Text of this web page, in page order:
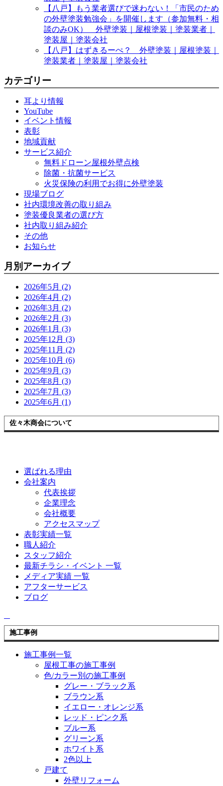
【八戸】もう業者選びで迷わない！「市民のため
の外壁塗装勉強会」を開催します（参加無料・相
談のみOK） 外壁塗装｜屋根塗装｜塗装業者｜
塗装屋｜塗装会社
【八戸】はずきるーぺ？ 外壁塗装｜屋根塗装｜
塗装業者｜塗装屋｜塗装会社
カテゴリー
耳より情報
YouTube
イベント情報
表彰
地域貢献
サービス紹介
無料ドローン屋根外壁点検
除菌・抗菌サービス
火災保険の利用でお得に外壁塗装
現場ブログ
社内環境改善の取り組み
塗装優良業者の選び方
社内取り組み紹介
その他
お知らせ
月別アーカイブ
2026年5月 (2)
2026年4月 (2)
2026年3月 (2)
2026年2月 (3)
2026年1月 (3)
2025年12月 (3)
2025年11月 (2)
2025年10月 (6)
2025年9月 (3)
2025年8月 (3)
2025年7月 (3)
2025年6月 (1)
佐々木商会について
選ばれる理由
会社案内
代表挨拶
企業理念
会社概要
アクセスマップ
表彰実績一覧
職人紹介
スタッフ紹介
最新チラシ・イベント 一覧
メディア実績 一覧
アフターサービス
ブログ
施工事例
施工事例一覧
屋根工事の施工事例
色/カラー別の施工事例
グレー・ブラック系
ブラウン系
イエロー・オレンジ系
レッド・ピンク系
ブルー系
グリーン系
ホワイト系
2色以上
戸建て
外壁リフォーム